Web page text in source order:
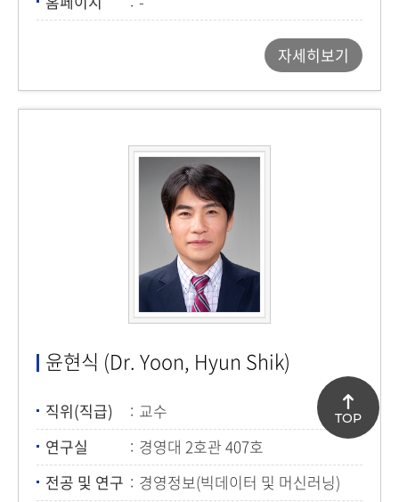
자세히보기
윤현식 (Dr. Yoon, Hyun Shik)
직위(직급)
교수
연구실
경영대 2호관 407호
전공 및 연구
경영정보(빅데이터 및 머신러닝)
TOP